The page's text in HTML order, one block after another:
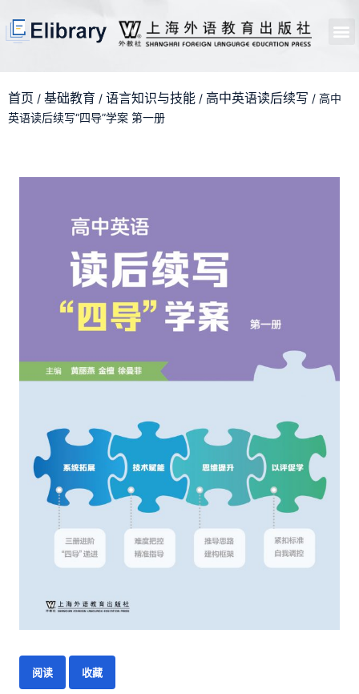
首页 / 基础教育 / 语言知识与技能 / 高中英语读后续写 / 高中
英语读后续写“四导”学案 第一册
阅读 收藏